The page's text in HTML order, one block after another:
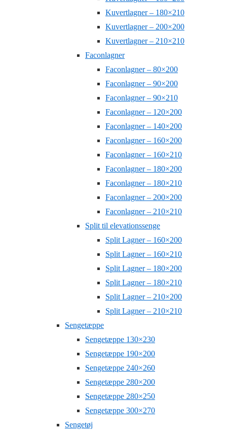
Kuvertlagner – 180×210
Kuvertlagner – 200×200
Kuvertlagner – 210×210
Faconlagner
Faconlagner – 80×200
Faconlagner – 90×200
Faconlagner – 90×210
Faconlagner – 120×200
Faconlagner – 140×200
Faconlagner – 160×200
Faconlagner – 160×210
Faconlagner – 180×200
Faconlagner – 180×210
Faconlagner – 200×200
Faconlagner – 210×210
Split til elevationssenge
Split Lagner – 160×200
Split Lagner – 160×210
Split Lagner – 180×200
Split Lagner – 180×210
Split Lagner – 210×200
Split Lagner – 210×210
Sengetæppe
Sengetæppe 130×230
Sengetæppe 190×200
Sengetæppe 240×260
Sengetæppe 280×200
Sengetæppe 280×250
Sengetæppe 300×270
Sengetøj